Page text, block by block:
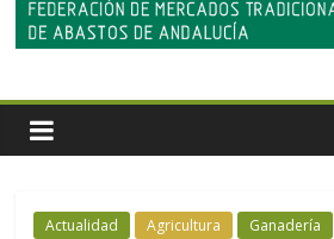
ASAJA Almería: las primeras
confirman una cosecha desigual
pago de 85 millones adicionales de
remanentes disponibles
Actualidad Agricultura Ganadería